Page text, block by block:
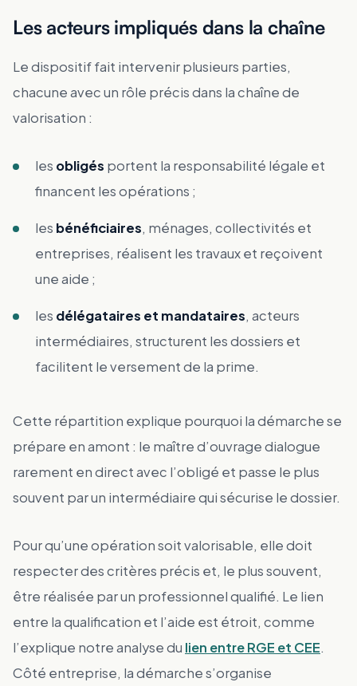
Les acteurs impliqués dans la chaîne
Le dispositif fait intervenir plusieurs parties,
chacune avec un rôle précis dans la chaîne de
valorisation :
les obligés portent la responsabilité légale et
financent les opérations ;
les bénéficiaires, ménages, collectivités et
entreprises, réalisent les travaux et reçoivent
une aide ;
les délégataires et mandataires, acteurs
intermédiaires, structurent les dossiers et
facilitent le versement de la prime.
Cette répartition explique pourquoi la démarche se
prépare en amont : le maître d’ouvrage dialogue
rarement en direct avec l’obligé et passe le plus
souvent par un intermédiaire qui sécurise le dossier.
Pour qu’une opération soit valorisable, elle doit
respecter des critères précis et, le plus souvent,
être réalisée par un professionnel qualifié. Le lien
entre la qualification et l’aide est étroit, comme
l’explique notre analyse du lien entre RGE et CEE.
Côté entreprise, la démarche s’organise